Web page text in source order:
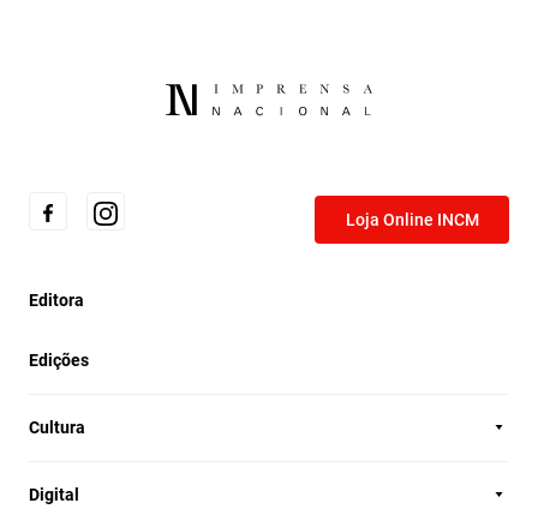
Loja Online INCM
Editora
Edições
Cultura
Digital